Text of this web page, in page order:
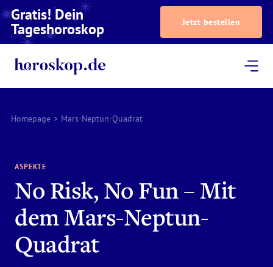
Gratis! Dein
Tageshoroskop Jetzt bestellen
Homepage > Mars-Neptun-Quadrat
ASPEKTE
No Risk, No Fun – Mit
dem Mars-Neptun-
Quadrat